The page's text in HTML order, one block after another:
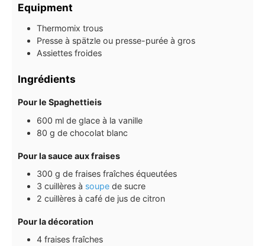
Equipment
Thermomix trous
Presse à spätzle ou presse-purée à gros
Assiettes froides
Ingrédients
Pour le Spaghettieis
600 ml de glace à la vanille
80 g de chocolat blanc
Pour la sauce aux fraises
300 g de fraises fraîches équeutées
3 cuillères à soupe de sucre
2 cuillères à café de jus de citron
Pour la décoration
4 fraises fraîches